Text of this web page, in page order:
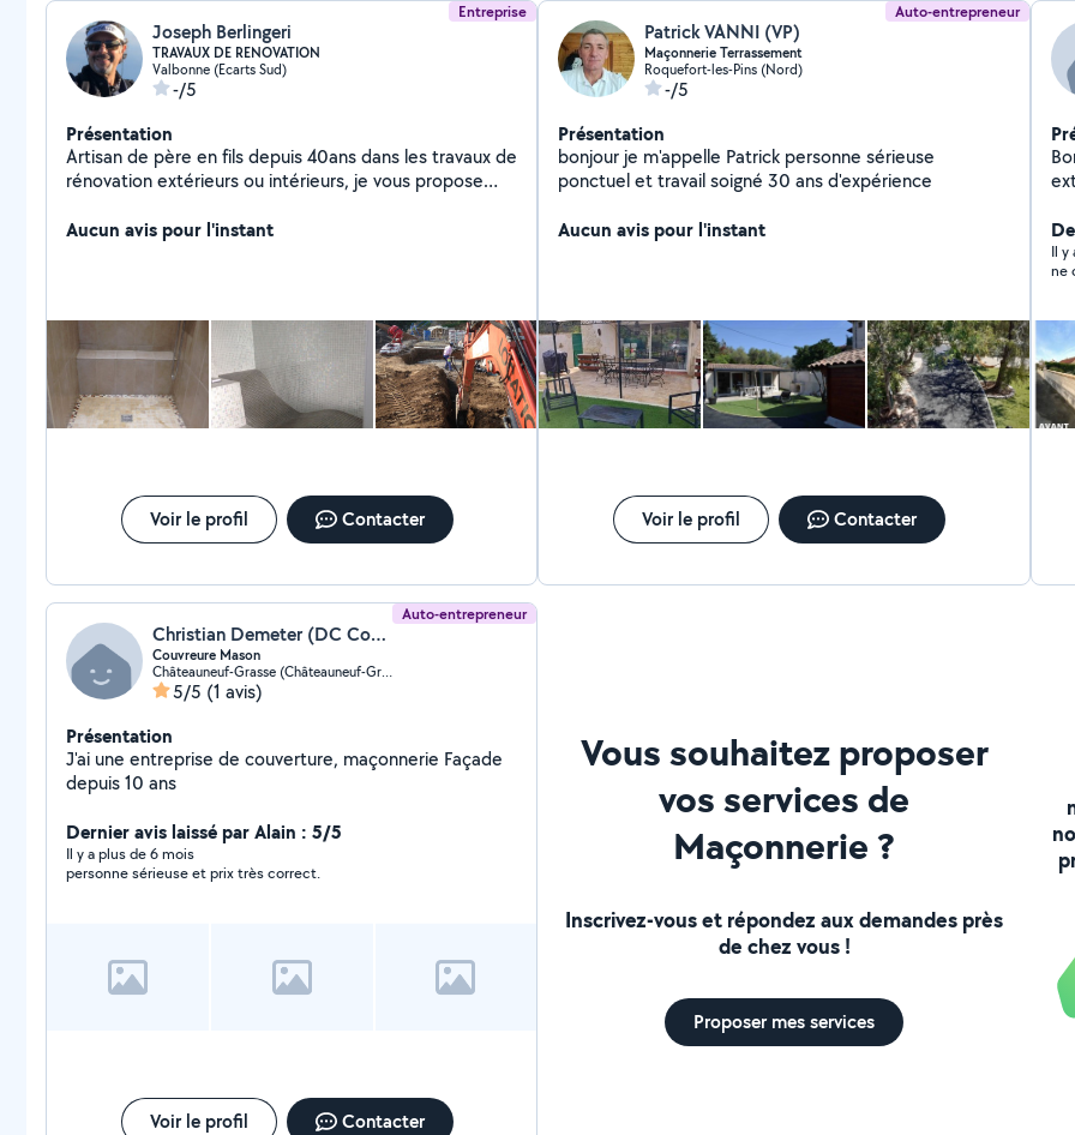
Entreprise
Joseph Berlingeri
TRAVAUX DE RENOVATION
Valbonne (Ecarts Sud)
-/5
Présentation
Artisan de père en fils depuis 40ans dans les travaux de
rénovation extérieurs ou intérieurs, je vous propose
vos projets. N'hésitez pas à consulter mon site
Aucun avis pour l'instant
Voir le profil Contacter
Auto-entrepreneur
Patrick VANNI (VP)
Maçonnerie Terrassement
Roquefort-les-Pins (Nord)
-/5
Présentation
bonjour je m'appelle Patrick personne sérieuse
ponctuel et travail soigné 30 ans d'expérience
Aucun avis pour l'instant
Voir le profil Contacter
Il y
ne
Auto-entrepreneur
Christian Demeter (DC Couverture)
Couvreure Mason
Châteauneuf-Grasse (Châteauneuf-Grasse)
5/5 (1 avis)
Présentation
J'ai une entreprise de couverture, maçonnerie Façade
depuis 10 ans
Dernier avis laissé par Alain : 5/5
Il y a plus de 6 mois
personne sérieuse et prix très correct.
Voir le profil Contacter
Vous souhaitez proposer
vos services de
Maçonnerie ?
Inscrivez-vous et répondez aux demandes près
de chez vous !
Proposer mes services